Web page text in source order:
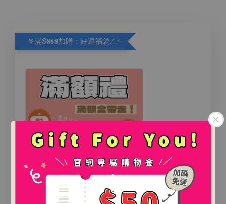
.
.
𖤐滿$𝟖𝟖𝟖加贈：好運福袋.ᐟ‪.ᐟ
氛圍感百搭鯊魚夾（2款）